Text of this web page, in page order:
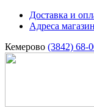
Доставка и
Адреса
Кемерово (3842) 68-